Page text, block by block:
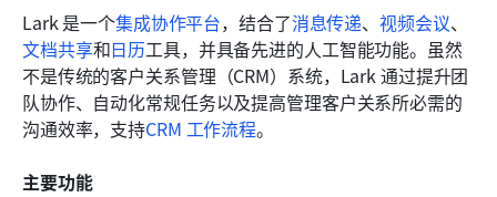
Lark 是一个集成协作平台，结合了消息传递、 视频会议、
文档共享和日历工具，并具备先进的人工智能功能。虽然
不是传统的客户关系管理（CRM）系统，Lark 通过提升团
队协作、自动化常规任务以及提高管理客户关系所必需的
沟通效率，支持CRM 工作流程。
主要功能